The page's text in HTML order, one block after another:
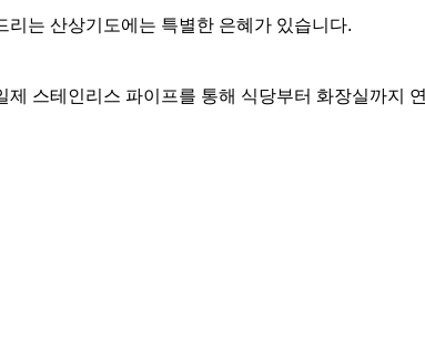
는 산상기도에는 특별한 은혜가 있습니다.
스테인리스 파이프를 통해 식당부터 화장실까지 연